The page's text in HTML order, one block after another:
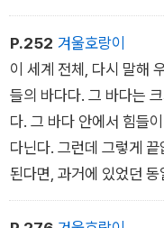
계‘라고도 부른다. 따라
지이며, 그 세계의 존재
P.252 겨울호랑이
이 세계 전체, 다시 말해
들의 바다다. 그 바다는
다. 그 바다 안에서 힘들
다닌다. 그런데 그렇게
된다면, 과거에 있었던
것이 아무리 많은 시간과